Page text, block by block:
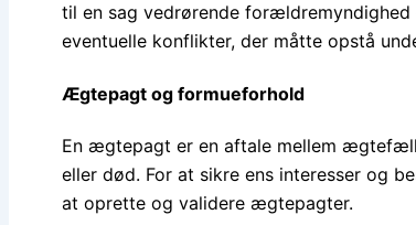
til en sag vedrørende forældremyndighed
eventuelle konflikter, der måtte opstå
Ægtepagt og formueforhold
En ægtepagt er en aftale mellem
eller død. For at sikre ens interesser og
at oprette og validere ægtepagter.